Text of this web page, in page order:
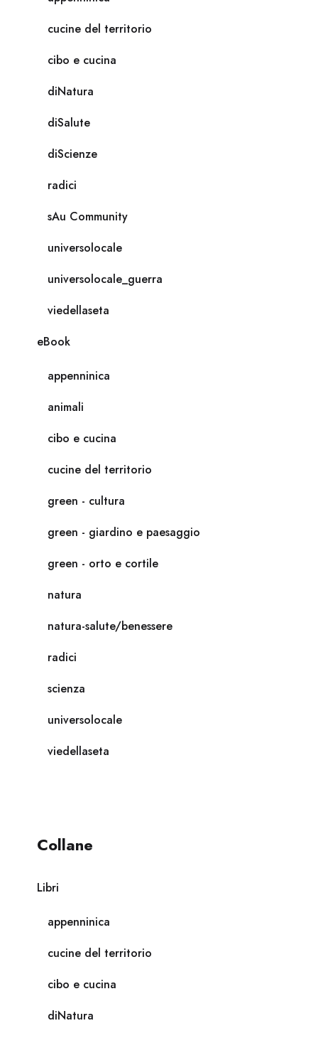
cucine del territorio
cibo e cucina
diNatura
diSalute
diScienze
radici
sAu Community
universolocale
universolocale_guerra
viedellaseta
eBook
appenninica
animali
cibo e cucina
cucine del territorio
green - cultura
green - giardino e paesaggio
green - orto e cortile
natura
natura-salute/benessere
radici
scienza
universolocale
viedellaseta
Collane
Libri
appenninica
cucine del territorio
cibo e cucina
diNatura